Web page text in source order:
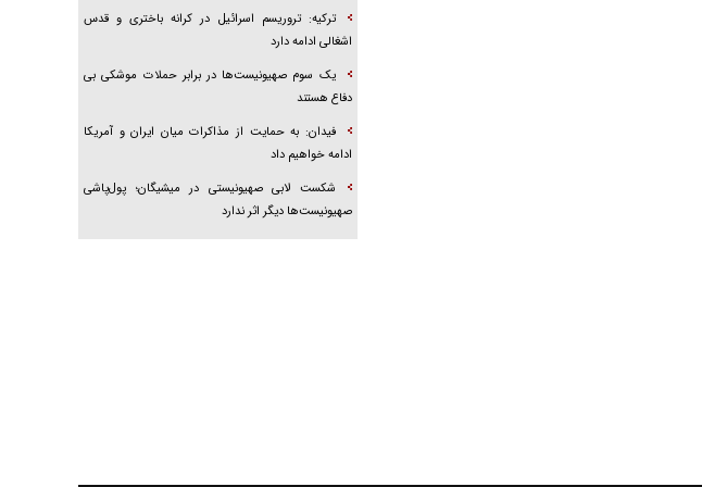
ترکیه: تروریسم اسرائیل در کرانه باختری و قدس
اشغالی ادامه دارد
یک سوم صهیونیست‌ها در برابر حملات موشکی بی
دفاع هستند
فیدان: به حمایت از مذاکرات میان ایران و آمریکا
ادامه خواهیم داد
شکست لابی صهیونیستی در میشیگان؛ پول‌پاشی
صهیونیست‌ها دیگر اثر ندارد